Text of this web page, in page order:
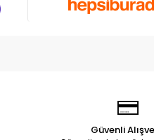
Güvenli